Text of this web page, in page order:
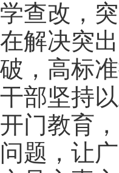
学查改，
在解决突
破，高标
干部坚持
开门教育
问题，让